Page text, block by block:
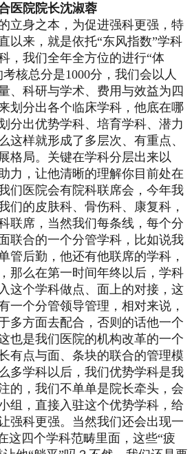
医院院长沈淑蓉
立身之本，为促进强科更强，特
以来，就是依托“东风指数”学科
，我们全年全方位的进行“体
核总分是1000分，我们会以人
、科研与学术、费用与效益为四
划分出各个临床学科，他底在哪
分出优势学科、培育学科、潜力
这样就形成了多层次、有重点、
格局。关键在学科分层出来以
力，让他清晰的理解你目前处在
们医院会有院科联席会，今年我
们的皮肤科、骨伤科、康复科，
联席，当然我们每条线，每个分
联合的一个分管学科，比如说我
管后勤，他还有他联席的学科，
那么在第一时间年终以后，学科
这个学科做点、面上的对接，这
一个分管领导管理，相对来说，
多方面去配合，否则的话他一个
也是我们医院的机构改革的一个
有点与面、条块的联合的管理模
多学科以后，我们优势学科是我
的，我们不单单是院长牵头，会
组，直接入驻这个优势学科，给
强科更强。当然我们还会出现一
这四个学科范畴里面，这些“疲